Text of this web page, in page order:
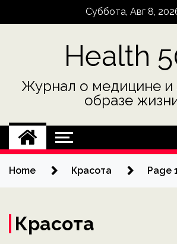
Суббота, Авг 8,
Health
Журнал о медицине и
образе
Home Красота Page
Красота